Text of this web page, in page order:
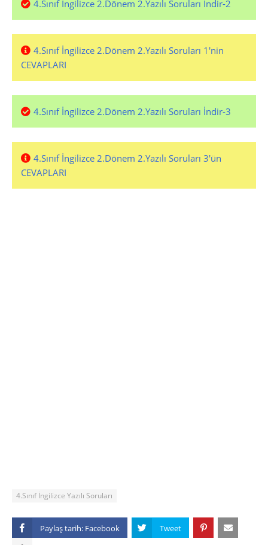
4.Sınıf İngilizce 2.Dönem 2.Yazılı Soruları İndir-2
4.Sınıf İngilizce 2.Dönem 2.Yazılı Soruları 1'nin
CEVAPLARI
4.Sınıf İngilizce 2.Dönem 2.Yazılı Soruları İndir-3
4.Sınıf İngilizce 2.Dönem 2.Yazılı Soruları 3'ün
CEVAPLARI
4.Sınıf İngilizce Yazılı Soruları
Paylaş tarih: